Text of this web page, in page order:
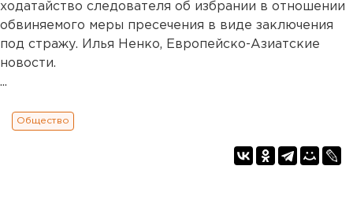
ходатайство следователя об избрании в отношении
обвиняемого меры пресечения в виде заключения
под стражу. Илья Ненко, Европейско-Азиатские
новости.
...
Общество